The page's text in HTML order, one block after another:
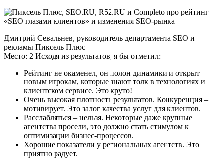
Дмитрий Севальнев, руководитель департамента SEO и
рекламы Пиксель Плюс
Место: 2 Исходя из результатов, я бы отметил:
Рейтинг не окаменел, он полон динамики и открыт
новым игрокам, которые знают толк в технологиях и
клиентском сервисе. Это круто!
Очень высокая плотность результатов. Конкуренция –
мотивирует. Это залог качества услуг для клиентов.
Расслабляться – нельзя. Некоторые даже крупные
агентства просели, это должно стать стимулом к
оптимизации бизнес-процессов.
Хорошие показатели у региональных агентств. Это
приятно радует.